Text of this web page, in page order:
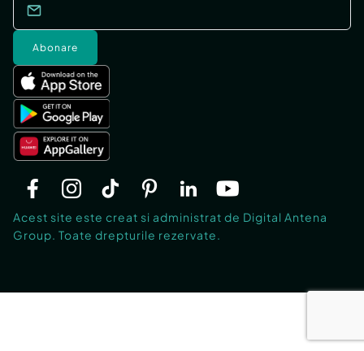
Abonare
Acest site este creat si administrat de Digital Antena
Group. Toate drepturile rezervate.